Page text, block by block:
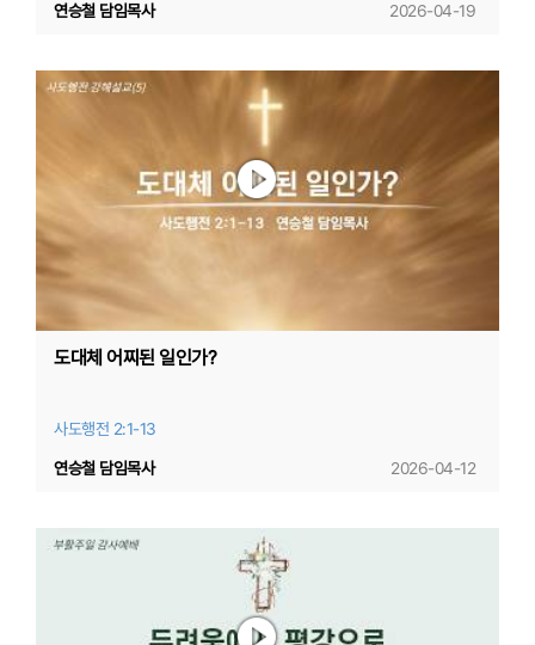
2026-04-19
연승철 담임목사
도대체 어찌된 일인가?
사도행전 2:1-13
2026-04-12
연승철 담임목사